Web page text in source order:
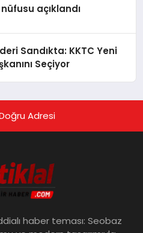
açıklandı
Sandıkta: KKTC Yeni
Seçiyor
Adresi
haber teması: Seobaz